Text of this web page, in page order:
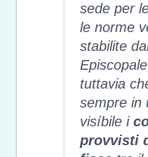
sede per
le norme
stabilite
tuttavia
sempre in
visíbile i
provvisti